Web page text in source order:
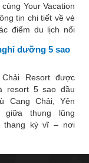
Your Vacation
tin chi tiết về vé
điểm du lịch nổi
An – Ninh Bình,
dưỡng 5 sao
Resort được
resort 5 sao đầu
Cang Chải, Yên
giữa thung lũng
thang kỳ vĩ – nơi